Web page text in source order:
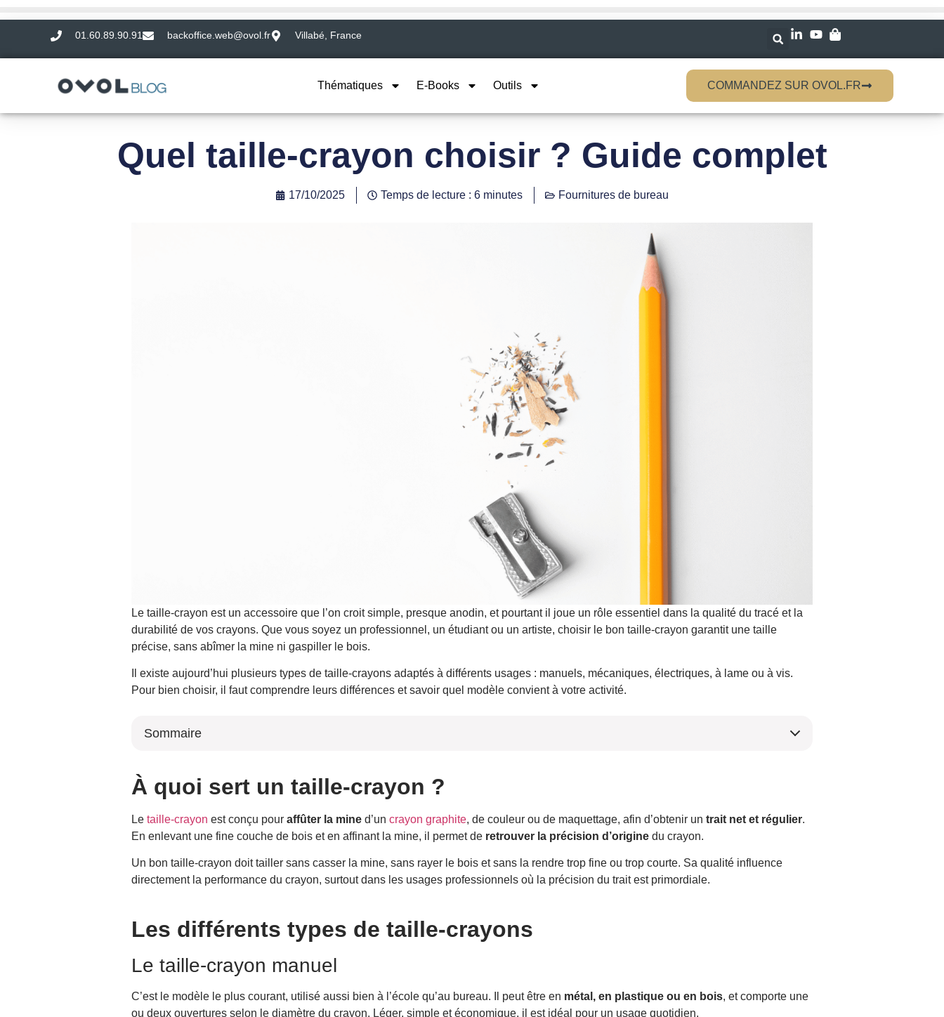
01.60.89.90.91 backoffice.web@ovol.fr Villabé, France
Thématiques E-Books Outils COMMANDEZ SUR OVOL.FR
Quel taille-crayon choisir ? Guide complet
17/10/2025 Temps de lecture : 6 minutes Fournitures de bureau
Le taille-crayon est un accessoire que l’on croit simple, presque anodin, et pourtant il joue un rôle essentiel dans la qualité du tracé et la
durabilité de vos crayons. Que vous soyez un professionnel, un étudiant ou un artiste, choisir le bon taille-crayon garantit une taille
précise, sans abîmer la mine ni gaspiller le bois.
Il existe aujourd’hui plusieurs types de taille-crayons adaptés à différents usages : manuels, mécaniques, électriques, à lame ou à vis.
Pour bien choisir, il faut comprendre leurs différences et savoir quel modèle convient à votre activité.
Sommaire
Les différents types de taille-crayons
Le taille-crayon manuel
Le taille-crayon mécanique
Le taille-crayon à deux ouvertures
Quelle lame privilégier ?
Comment entretenir son taille-crayon ?
FAQ
Pourquoi ma mine se casse-t-elle souvent ?
À quoi sert un taille-crayon ?
Le taille-crayon est conçu pour affûter la mine d’un crayon graphite, de couleur ou de maquettage, afin d’obtenir un trait net et régulier.
En enlevant une fine couche de bois et en affinant la mine, il permet de retrouver la précision d’origine du crayon.
Un bon taille-crayon doit tailler sans casser la mine, sans rayer le bois et sans la rendre trop fine ou trop courte. Sa qualité influence
directement la performance du crayon, surtout dans les usages professionnels où la précision du trait est primordiale.
Les différents types de taille-crayons
Le taille-crayon manuel
C’est le modèle le plus courant, utilisé aussi bien à l’école qu’au bureau. Il peut être en métal, en plastique ou en bois, et comporte une
ou deux ouvertures selon le diamètre du crayon. Léger, simple et économique, il est idéal pour un usage quotidien.